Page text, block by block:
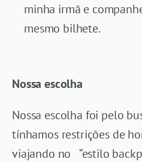
minha irmã e
mesmo bilhete.
Nossa escolha
Nossa escolha foi pelo
tínhamos restrições de
viajando no “estilo